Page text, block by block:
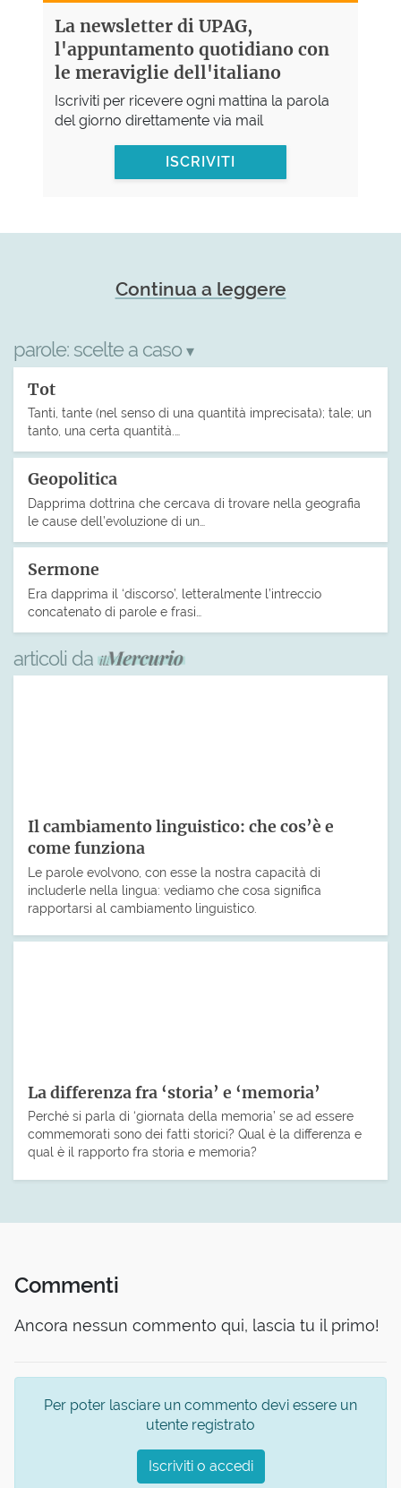
La newsletter di UPAG,
l'appuntamento quotidiano con
le meraviglie dell'italiano
Iscriviti per ricevere ogni mattina la parola
del giorno direttamente via mail
ISCRIVITI
Continua a leggere
parole: scelte a caso ▾
Tot
Tanti, tante (nel senso di una quantità imprecisata); tale; un
tanto, una certa quantità.…
Geopolitica
Dapprima dottrina che cercava di trovare nella geografia
le cause dell’evoluzione di un…
Sermone
Era dapprima il ‘discorso’, letteralmente l’intreccio
concatenato di parole e frasi…
articoli da
Il cambiamento linguistico: che cos’è e
come funziona
Le parole evolvono, con esse la nostra capacità di
includerle nella lingua: vediamo che cosa significa
rapportarsi al cambiamento linguistico.
La differenza fra ‘storia’ e ‘memoria’
Perché si parla di ‘giornata della memoria’ se ad essere
commemorati sono dei fatti storici? Qual è la differenza e
qual è il rapporto fra storia e memoria?
Commenti
Ancora nessun commento qui, lascia tu il primo!
Per poter lasciare un commento devi essere un
utente registrato
Iscriviti o accedi